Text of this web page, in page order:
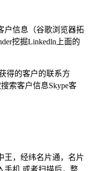
户信息（谷歌浏览器拓
挖掘Linkedln上面的
得的客户的联系方
索客户信息Skype客
王，经纬名片通，名片